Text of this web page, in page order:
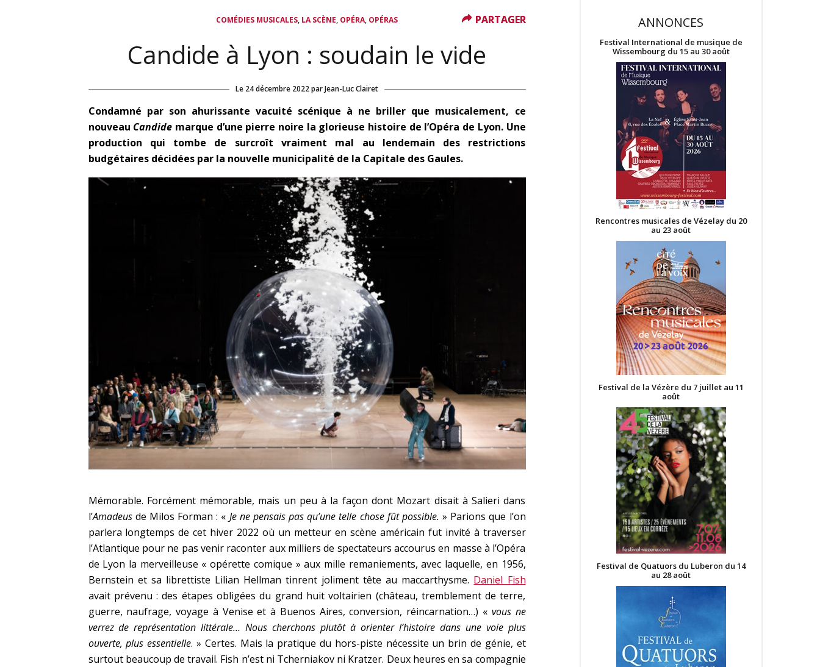
COMÉDIES MUSICALES, LA SCÈNE, OPÉRA, OPÉRAS
Candide à Lyon : soudain le vide
Le 24 décembre 2022parJean-Luc Clairet
Condamné par son ahurissante vacuité scénique à ne briller que musicalement, ce
nouveau Candide marque d’une pierre noire la glorieuse histoire de l’Opéra de Lyon. Une
production qui tombe de surcroît vraiment mal au lendemain des restrictions
budgétaires décidées par la nouvelle municipalité de la Capitale des Gaules.
Mémorable. Forcément mémorable, mais un peu à la façon dont Mozart disait à Salieri dans
l’Amadeusde Milos Forman : « Je ne pensais pas qu’une telle chose fût possible. » Parions que l’on
parlera longtemps de cet hiver 2022 où un metteur en scène américain fut invité à traverser
l’Atlantique pour ne pas venir raconter aux milliers de spectateurs accourus en masse à l’Opéra
de Lyon la merveilleuse « opérette comique » aux mille remaniements, avec laquelle, en 1956,
Bernstein et sa librettiste Lilian Hellman tinrent joliment tête au maccarthysme. Daniel Fish
avait prévenu : des étapes obligées du grand huit voltairien (château, tremblement de terre,
guerre, naufrage, voyage à Venise et à Buenos Aires, conversion, réincarnation…) « vous ne
verrez de représentation littérale… Nous cherchons plutôt à orienter l’histoire dans une voie plus
ouverte, plus essentielle. » Certes. Mais la pratique du hors-piste nécessite un brin de génie, et
surtout beaucoup de travail. Fish n’est ni Tcherniakov ni Kratzer. Deux heures en sa compagnie
PARTAGER
PARTAGER ANNONCES
Festival International de musique de
Wissembourg du 15 au 30 août
Rencontres musicales de Vézelay du 20
au 23 août
Festival de la Vézère du 7 juillet au 11
août
Festival de Quatuors du Luberon du 14
au 28 août